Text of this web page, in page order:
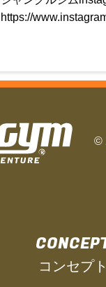
https://
©
コンセプト